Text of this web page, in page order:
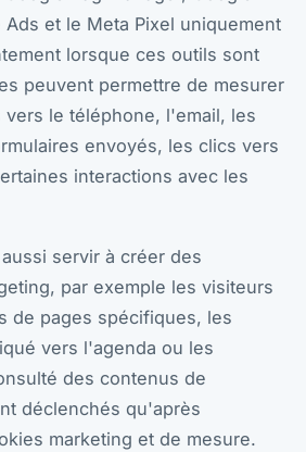
Ads et le Meta Pixel uniquement
lorsque ces outils sont
peuvent permettre de mesurer
le téléphone, l'email, les
envoyés, les clics vers
interactions avec les
servir à créer des
par exemple les visiteurs
de pages spécifiques, les
vers l'agenda ou les
des contenus de
déclenchés qu'après
marketing et de mesure.